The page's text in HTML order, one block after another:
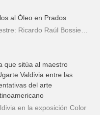
al Óleo en Prados
Ricardo Raúl Bossie…
que sitúa al maestro
Valdivia entre las
del arte
en la exposición Color